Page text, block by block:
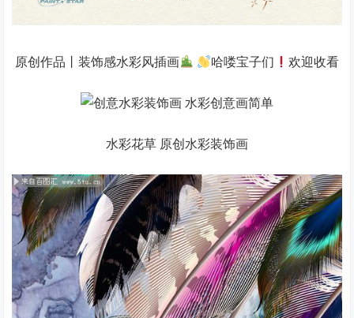
原创作品丨装饰感水彩风插画 哈喽宝子们 欢迎收看
水彩花草 原创水彩装饰画